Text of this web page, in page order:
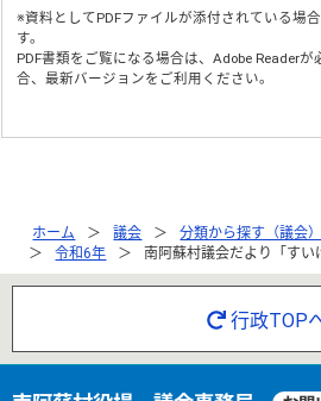
※資料としてPDFファイルが添付されている場
す。
PDF書類をご覧になる場合は、Adobe Readerが
合、最新バージョンをご利用ください。
ホーム 議会 分類から探す（議会）
令和6年
南阿蘇村議会だより「すい
行政TOP